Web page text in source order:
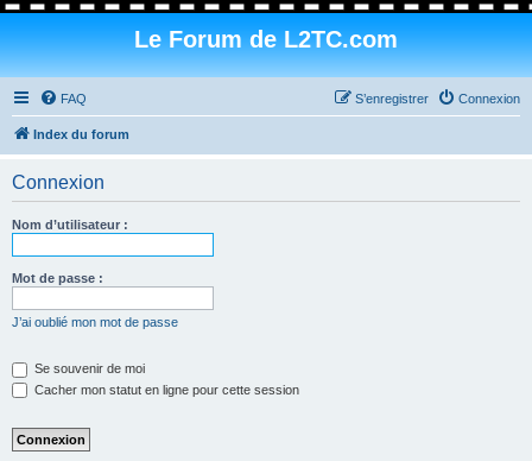
Le Forum de L2TC.com
FAQ Connexion
S’enregistrer
Index du forum
Connexion
Nom d’utilisateur :
Mot de passe :
J’ai oublié mon mot de passe
Se souvenir de moi
Cacher mon statut en ligne pour cette session